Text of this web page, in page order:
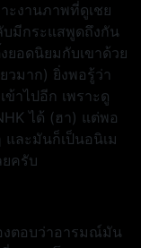
ะงานภาพที่ดูเชย
บมีกระแสพูดถึงกัน
ยอดนิยมกับเขาด้วย
วมาก) ยิ่งพอรู้ว่า
ข้าไปอีก เพราะดู
ได้ (ฮา) แต่พอ
และมันก็เป็นอนิเม
ยครับ
งตอบว่าอารมณ์มัน